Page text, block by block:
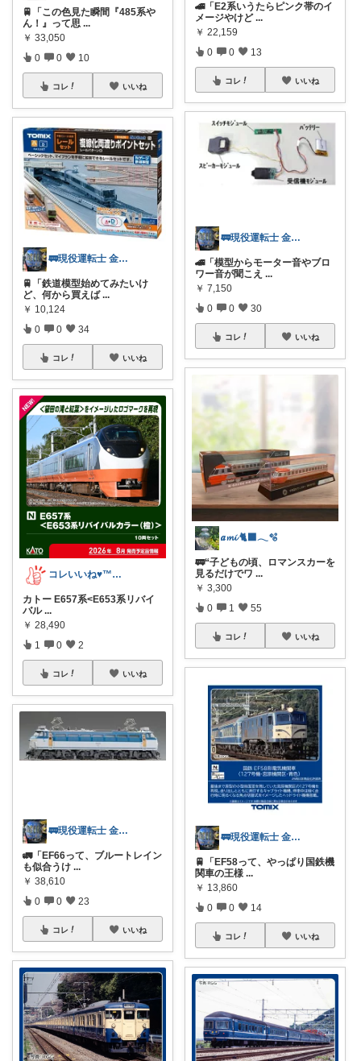
🚆「この色見た瞬間『485系や
ん！』って思 ...
￥ 33,050
0 0 10
コレ いいね
🚃現役運転士 金魚🐠
🚆「鉄道模型始めてみたいけ
ど、何から買えば ...
￥ 10,124
0 0 34
コレ いいね
コレいいね♥️™▶コレクションも見てね！
カトー E657系<E653系リバイ
バル ...
￥ 28,490
1 0 2
コレ いいね
🚃現役運転士 金魚🐠
🚛「EF66って、ブルートレイン
も似合うけ ...
￥ 38,610
0 0 23
コレ いいね
🚄「E2系いうたらピンク帯のイ
メージやけど ...
￥ 22,159
0 0 13
コレ いいね
🚃現役運転士 金魚🐠
🚄「模型からモーター音やブロ
ワー音が聞こえ ...
￥ 7,150
0 0 30
コレ いいね
𝒂𝓶𝓲 🐈‍⬛𓂃🫧‪
🚃“子どもの頃、ロマンスカーを
見るだけでワ ...
￥ 3,300
0 1 55
コレ いいね
🚃現役運転士 金魚🐠
🚆「EF58って、やっぱり国鉄機
関車の王様 ...
￥ 13,860
0 0 14
コレ いいね